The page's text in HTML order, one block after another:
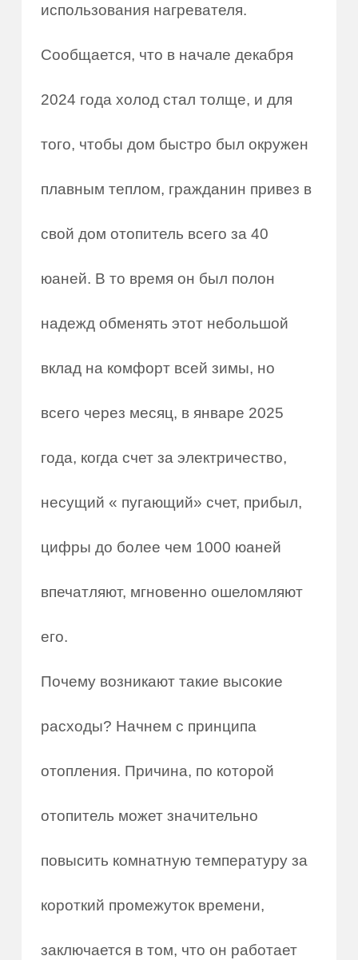
использования нагревателя.
Сообщается, что в начале декабря
2024 года холод стал толще, и для
того, чтобы дом быстро был окружен
плавным теплом, гражданин привез в
свой дом отопитель всего за 40
юаней. В то время он был полон
надежд обменять этот небольшой
вклад на комфорт всей зимы, но
всего через месяц, в январе 2025
года, когда счет за электричество,
несущий « пугающий» счет, прибыл,
цифры до более чем 1000 юаней
впечатляют, мгновенно ошеломляют
его.
Почему возникают такие высокие
расходы? Начнем с принципа
отопления. Причина, по которой
отопитель может значительно
повысить комнатную температуру за
короткий промежуток времени,
заключается в том, что он работает